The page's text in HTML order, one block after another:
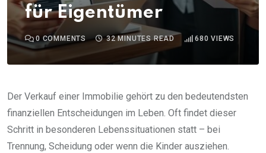
für Eigentümer
0 COMMENTS 32 MINUTES READ 680 VIEWS
Der Verkauf einer Immobilie gehört zu den bedeutendsten
finanziellen Entscheidungen im Leben. Oft findet dieser
Schritt in besonderen Lebenssituationen statt – bei
Trennung, Scheidung oder wenn die Kinder ausziehen.